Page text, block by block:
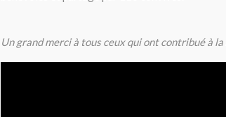
Un grand merci à tous ceux qui ont contribué à